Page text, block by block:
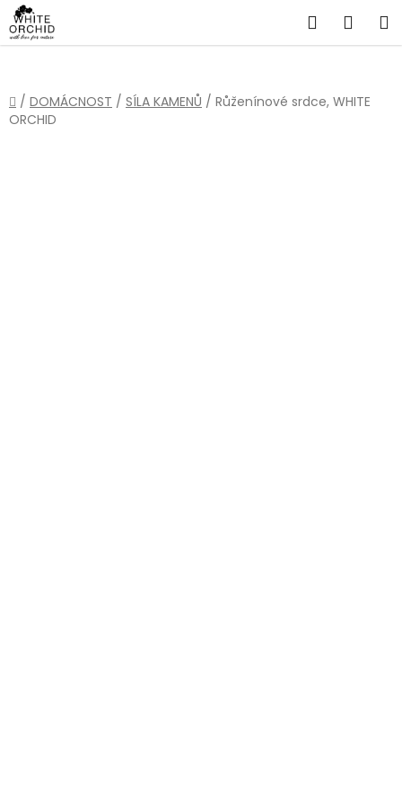
Přejít
na
obsah
Hledat
Domů
/ DOMÁCNOST / SÍLA KAMENŮ / Růženínové srdce, WHITE
ORCHID